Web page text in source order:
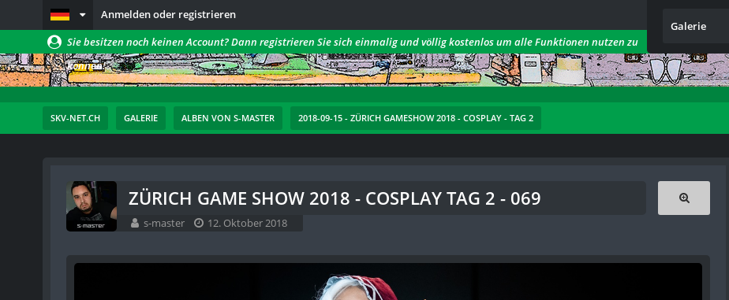
Anmelden oder registrieren
Galerie
Sie besitzen noch keinen Account? Dann registrieren Sie sich einmalig und völlig kostenlos um alle Funktionen nutzen zu
können!
SKV-NET.CH GALERIE ALBEN VON S-MASTER 2018-09-15 - ZÜRICH GAMESHOW 2018 - COSPLAY - TAG 2
ZÜRICH GAME SHOW 2018 - COSPLAY TAG 2 - 069
s-master 12. Oktober 2018